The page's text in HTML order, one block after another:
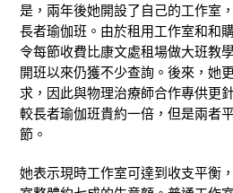
是，兩年後她開設了自己的工作室
長者瑜伽班。由於租用工作室和和
令每節收費比康文處租場做大班教
開班以來仍獲不少查詢。後來，她
求，因此與物理治療師合作專供更
較長者瑜伽班貴約一倍，但是兩者
節。
她表示現時工作室可達到收支平衡